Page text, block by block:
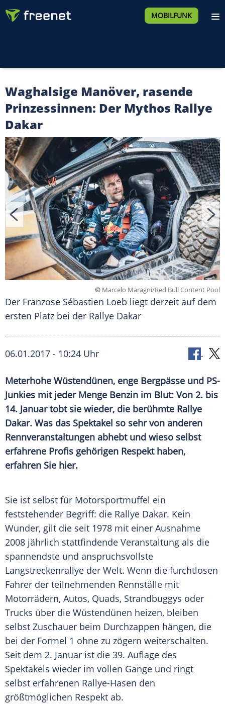
MOBILFUNK
Waghalsige Manöver, rasende
Prinzessinnen: Der Mythos Rallye
Dakar
© Marcelo Maragni/Red Bull Content Pool
Der Franzose Sébastien Loeb liegt derzeit auf dem
ersten Platz bei der Rallye Dakar
06.01.2017 - 10:24 Uhr
Meterhohe Wüstendünen, enge Bergpässe und PS-
Junkies mit jeder Menge Benzin im Blut: Von 2. bis
14. Januar tobt sie wieder, die berühmte Rallye
Dakar. Was das Spektakel so sehr von anderen
Rennveranstaltungen abhebt und wieso selbst
erfahrene Profis gehörigen Respekt haben,
erfahren Sie hier.
Sie ist selbst für Motorsportmuffel ein
feststehender Begriff: die Rallye Dakar. Kein
Wunder, gilt die seit 1978 mit einer Ausnahme
2008 jährlich stattfindende Veranstaltung als die
spannendste und anspruchsvollste
Langstreckenrallye der Welt. Wenn die furchtlosen
Fahrer der teilnehmenden Rennställe mit
Motorrädern, Autos, Quads, Strandbuggys oder
Trucks über die Wüstendünen heizen, bleiben
selbst Zuschauer beim Durchzappen hängen, die
bei der Formel 1 ohne zu zögern weiterschalten.
Seit dem 2. Januar ist die 39. Auflage des
Spektakels wieder im vollen Gange und ringt
selbst erfahrenen Rallye-Hasen den
größtmöglichen Respekt ab.